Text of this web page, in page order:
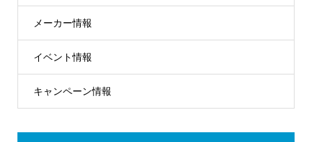
メーカー情報
イベント情報
キャンペーン情報